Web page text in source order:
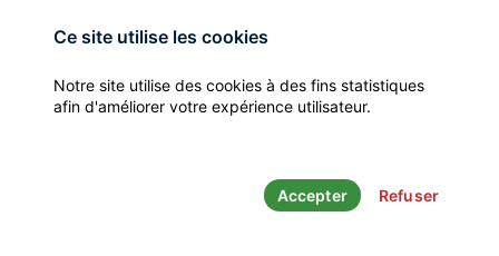
- © Les Fromageries - Un produitClic’r
Ce site utilise les cookies
Notre site utilise des cookies à des fins statistiques
afin d'améliorer votre expérience utilisateur.
Accepter Refuser